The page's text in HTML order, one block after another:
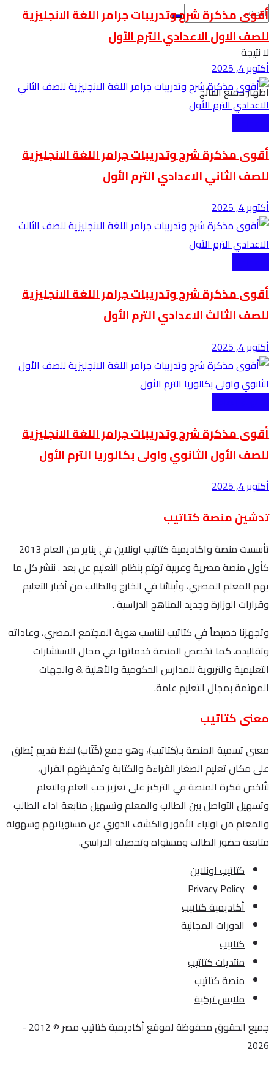
لا نتيجة
اظهار جميع النتائج
أقوى مذكرة شرح وتدريبات جرامر اللغة الانجليزية
للصف الاول الاعدادي الترم الأول
أكتوبر 4, 2025
أقوى مذكرة شرح وتدريبات جرامر اللغة الانجليزية
للصف الثاني الاعدادي الترم الأول
أكتوبر 4, 2025
أقوى مذكرة شرح وتدريبات جرامر اللغة الانجليزية
للصف الثالث الاعدادي الترم الأول
أكتوبر 4, 2025
أقوى مذكرة شرح وتدريبات جرامر اللغة الانجليزية
للصف الأول الثانوي واولى بكالوريا الترم الأول
أكتوبر 4, 2025
تدشين منصة كتاتيب
تأسست منصة واكاديمية كتاتيب اونلاين في يناير من العام 2013
كأول منصة مصرية وعربية تهتم بنظام التعليم عن بعد . ننشر كل ما
يهم المعلم المصري، وأبنائنا في الخارج والطالب من أخبار التعليم
وقرارات الوزارة وجديد المناهج الدراسية .
وتجهزنا خصيصاً في كتاتيب لنناسب هوية المجتمع المصري، وعاداته
وتقاليده. كما تخصص المنصة خدماتها في مجال الاستشارات
التعليمية والتربوية للمدارس الحكومية والأهلية & والجهات
المهتمة بمجال التعليم عامة.
معنى كتاتيب
معنى تسمية المنصة بـ(كتاتيب)، وهو جمع (كُتَاب) لفظ قديم يُطلق
على مكان تعليم الصغار القراءة والكتابة وتحفيظهم القرآن،
لتُلخص فكرة المنصة في التركيز على تعزيز حب العلم والتعلم
وتسهيل التواصل بين الطالب والمعلم وتسهيل متابعة اداء الطالب
والمعلم من اولياء الأمور والكشف الدوري عن مستوياتهم وسهولة
متابعة حضور الطالب ومستواه وتحصيله الدراسي.
كتاتيب اونلاين
Privacy Policy
أكاديمية كتاتيب
الدورات المجانية
كتاتيب
منتديات كتاتيب
منصة كتاتيب
ملابس تركية
جميع الحقوق محفوظة لموقع أكاديمية كتاتيب مصر © 2012 -
2026